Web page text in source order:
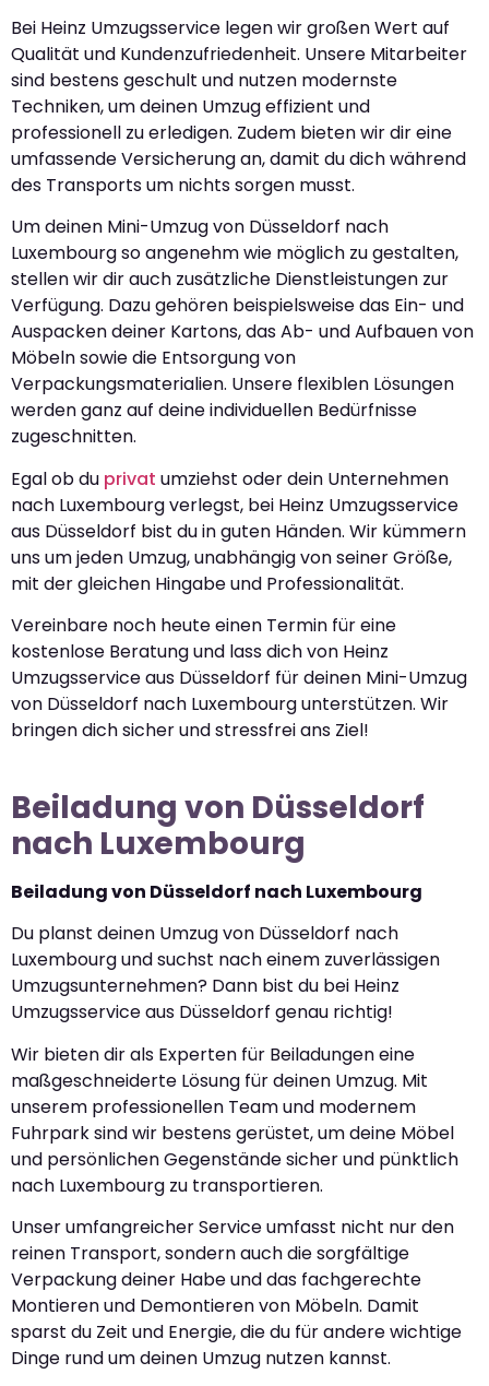
Bei Heinz Umzugsservice legen wir großen Wert auf
Qualität und Kundenzufriedenheit. Unsere Mitarbeiter
sind bestens geschult und nutzen modernste
Techniken, um deinen Umzug effizient und
professionell zu erledigen. Zudem bieten wir dir eine
umfassende Versicherung an, damit du dich während
des Transports um nichts sorgen musst.
Um deinen Mini-Umzug von Düsseldorf nach
Luxembourg so angenehm wie möglich zu gestalten,
stellen wir dir auch zusätzliche Dienstleistungen zur
Verfügung. Dazu gehören beispielsweise das Ein- und
Auspacken deiner Kartons, das Ab- und Aufbauen von
Möbeln sowie die Entsorgung von
Verpackungsmaterialien. Unsere flexiblen Lösungen
werden ganz auf deine individuellen Bedürfnisse
zugeschnitten.
Egal ob du privat umziehst oder dein Unternehmen
nach Luxembourg verlegst, bei Heinz Umzugsservice
aus Düsseldorf bist du in guten Händen. Wir kümmern
uns um jeden Umzug, unabhängig von seiner Größe,
mit der gleichen Hingabe und Professionalität.
Vereinbare noch heute einen Termin für eine
kostenlose Beratung und lass dich von Heinz
Umzugsservice aus Düsseldorf für deinen Mini-Umzug
von Düsseldorf nach Luxembourg unterstützen. Wir
bringen dich sicher und stressfrei ans Ziel!
Beiladung von Düsseldorf
nach Luxembourg
Beiladung von Düsseldorf nach Luxembourg
Du planst deinen Umzug von Düsseldorf nach
Luxembourg und suchst nach einem zuverlässigen
Umzugsunternehmen? Dann bist du bei Heinz
Umzugsservice aus Düsseldorf genau richtig!
Wir bieten dir als Experten für Beiladungen eine
maßgeschneiderte Lösung für deinen Umzug. Mit
unserem professionellen Team und modernem
Fuhrpark sind wir bestens gerüstet, um deine Möbel
und persönlichen Gegenstände sicher und pünktlich
nach Luxembourg zu transportieren.
Unser umfangreicher Service umfasst nicht nur den
reinen Transport, sondern auch die sorgfältige
Verpackung deiner Habe und das fachgerechte
Montieren und Demontieren von Möbeln. Damit
sparst du Zeit und Energie, die du für andere wichtige
Dinge rund um deinen Umzug nutzen kannst.